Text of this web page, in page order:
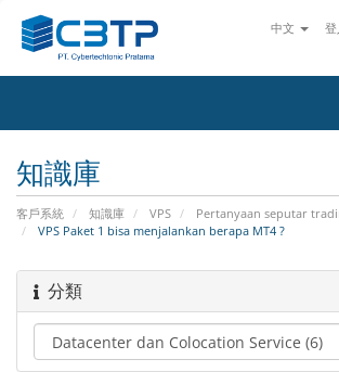
中文 登
知識庫
客戶系統 知識庫 VPS
Pertanyaan seputar
VPS Paket 1 bisa menjalankan berapa MT4 ?
分類